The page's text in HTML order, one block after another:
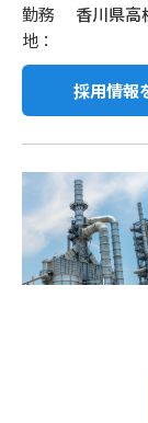
勤務
地：
香川県高
採用情報